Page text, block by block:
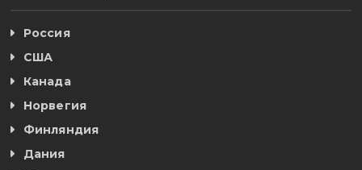
Россия
США
Канада
Норвегия
Финляндия
Дания